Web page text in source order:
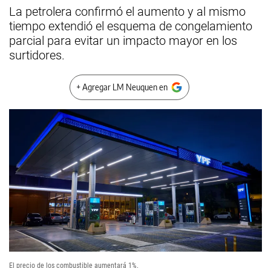
La petrolera confirmó el aumento y al mismo
tiempo extendió el esquema de congelamiento
parcial para evitar un impacto mayor en los
surtidores.
+ Agregar LM Neuquen en
El precio de los combustible aumentará 1%.